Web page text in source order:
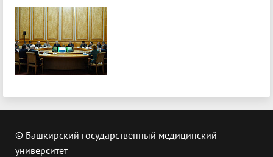
© Башкирский государственный медицинский
университет